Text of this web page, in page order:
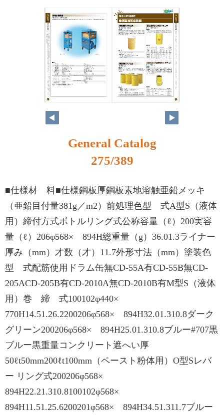
258 259
General Catalog
275/389
■仕様材 料■仕様鋼板厚鋼板素地溶触亜鉛メッキ
（亜鉛目付量381g／m2）前処理色型 式A型S（液体
用）締付方式ボトルリング式公称容量（ℓ）200実容
量（ℓ）206φ568× 894H総重量（g）36.01.3ライナー
厚み（mm）才数（才）11.7外形寸法（mm）塗装色
型 式配筋使用ドラム缶無CD-55A有CD-55B無CD-
205ACD-205B有CD-2010A無CD-2010B有M型S（液体
用）巻 締 式100102φ440×
770H14.51.26.2200206φ568× 894H32.01.310.8ダーク
グリーン200206φ568× 894H25.01.310.8ブルー#707黒
ブルー黒重量コンクリート遮へい厚
50ℓt50mm200ℓt100mm（ペースト粉体用）O型Sレバ
ー リング式200206φ568×
894H22.21.310.8100102φ568×
894H11.51.25.6200201φ568× 894H34.51.311.7ブルー